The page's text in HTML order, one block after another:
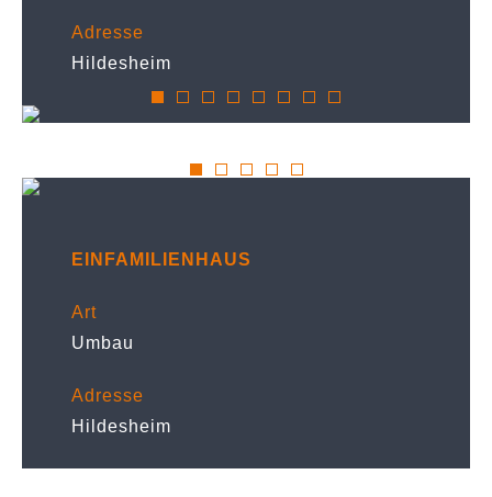
Adresse
Hildesheim
EINFAMILIENHAUS
Art
Umbau
Adresse
Hildesheim